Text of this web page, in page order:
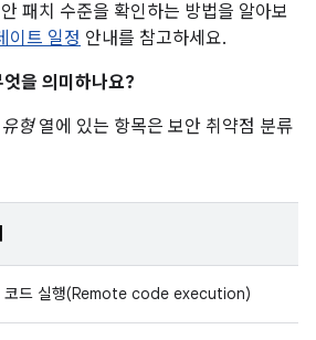
패치 수준을 확인하는 방법을 알아보
이트 일정 안내를 참고하세요.
을 의미하나요?
유형열에 있는 항목은 보안 취약점 분류
코드 실행(Remote code execution)